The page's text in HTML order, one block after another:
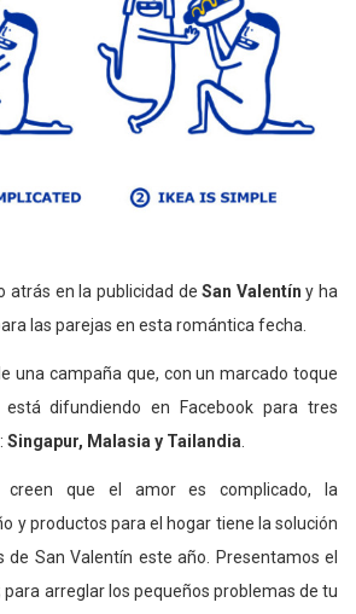
atrás en la publicidad de San Valentín y ha
las parejas en esta romántica fecha.
una campaña que, con un marcado toque
difundiendo en Facebook para tres
Singapur, Malasia y Tailandia.
creen que el amor es complicado, la
y productos para el hogar tiene la solución
San Valentín este año. Presentamos el
arreglar los pequeños problemas de tu